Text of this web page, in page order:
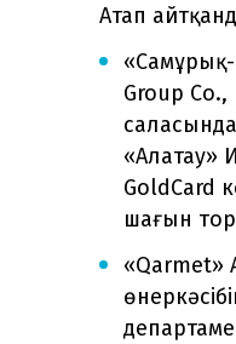
Атап
Group
«Алатау»
GoldCard
шағын
«Qarmet»